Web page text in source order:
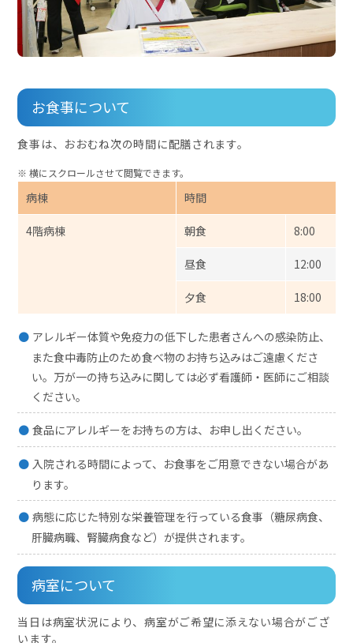
お食事について
食事は、おおむね次の時間に配膳されます。
病棟 時間
4階病棟 朝食 8:00
昼食 12:00
夕食 18:00
アレルギー体質や免疫力の低下した患者さんへの感染防止、
また食中毒防止のため食べ物のお持ち込みはご遠慮くださ
い。万が一の持ち込みに関しては必ず看護師・医師にご相談
ください。
食品にアレルギーをお持ちの方は、お申し出ください。
入院される時間によって、お食事をご用意できない場合があ
ります。
病態に応じた特別な栄養管理を行っている食事（糖尿病食、
肝臓病職、腎臓病食など）が提供されます。
病室について
当日は病室状況により、病室がご希望に添えない場合がござ
います。